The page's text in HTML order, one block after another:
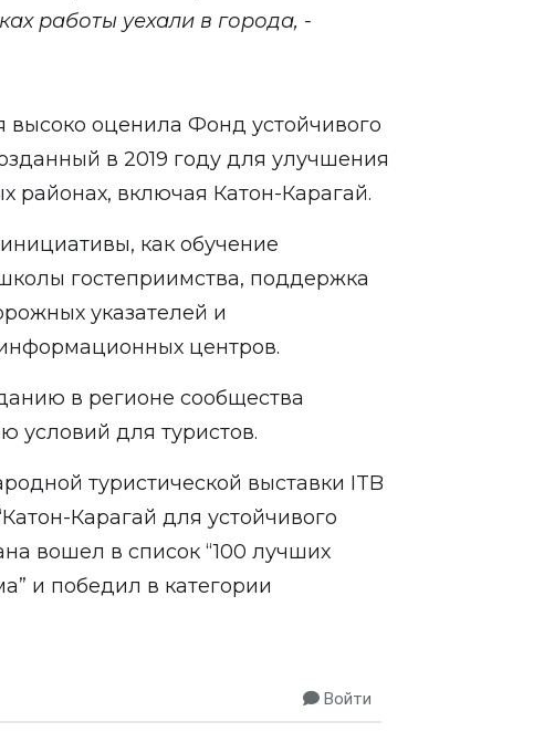
работы уехали в города, -
высоко оценила Фонд устойчивого
в 2019 году для улучшения
районах, включая Катон-Карагай.
как обучение
гостеприимства, поддержка
указателей и
центров.
в регионе сообщества
условий для туристов.
туристической выставки ITB
Карагай для устойчивого
вошел в список “100 лучших
и победил в категории
Войти